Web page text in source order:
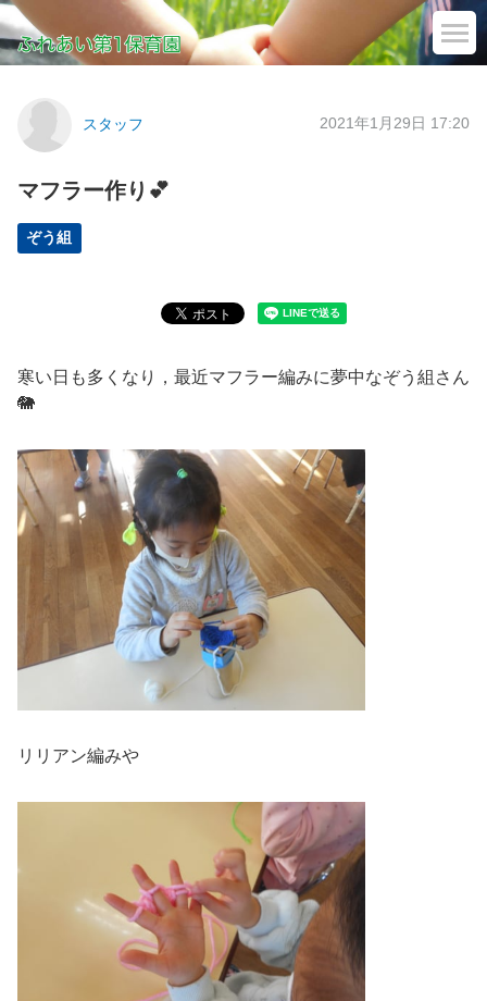
スタッフ 2021年1月29日 17:20
マフラー作り💕
ぞう組
寒い日も多くなり，最近マフラー編みに夢中なぞう組さん
🐘
リリアン編みや